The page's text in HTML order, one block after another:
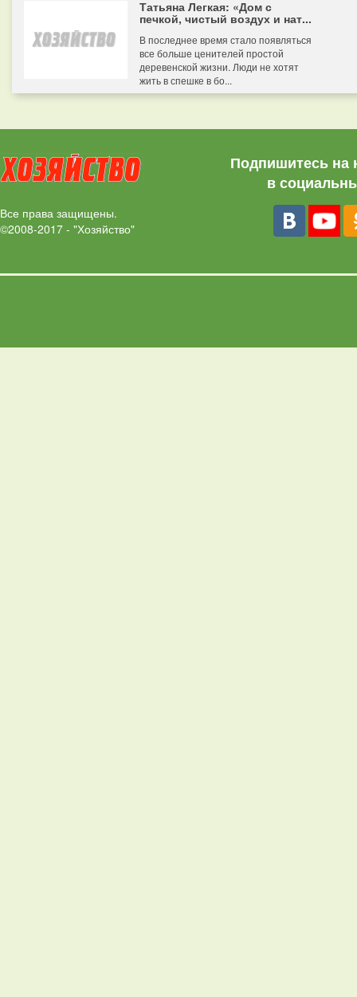
Татьяна Легкая: «Дом с
печкой, чистый воздух и нат...
В последнее время стало появляться
все больше ценителей простой
деревенской жизни. Люди не хотят
жить в спешке в бо...
Все права защищены.
©2008-2017 - "Хозяйство"
Подпишитесь на
в